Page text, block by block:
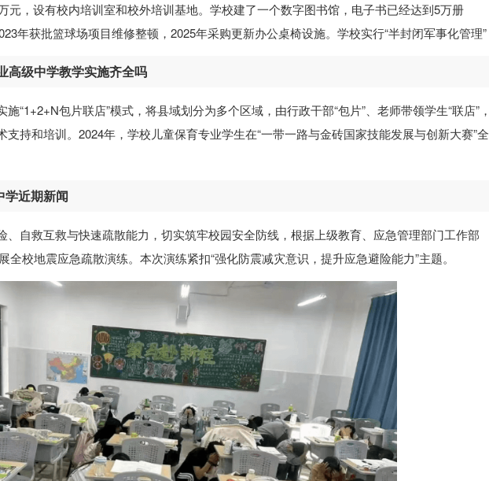
元，设有校内培训室和校外培训基地。学校建了一个数字图书馆，电子书已经达到5万册
年获批篮球场项目维修整顿，2025年采购更新办公桌椅设施。学校实行“半封闭军事化管理”
高级中学教学实施齐全吗
“1+2+N包片联店”模式，将县域划分为多个区域，由行政干部“包片”、老师带领学生“联店”，
持和培训。2024年，学校儿童保育专业学生在“一带一路与金砖国家技能发展与创新大赛”全
学近期新闻
、自救互救与快速疏散能力，切实筑牢校园安全防线，根据上级教育、应急管理部门工作部
全校地震应急疏散演练。本次演练紧扣“强化防震减灾意识，提升应急避险能力”主题。